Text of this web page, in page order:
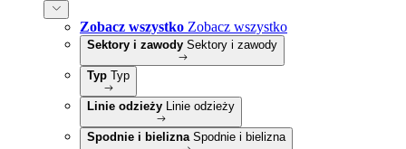
Zobacz wszystko Zobacz wszystko
Sektory i zawody Sektory i zawody
Typ Typ
Linie odzieży Linie odzieży
Spodnie i bielizna Spodnie i bielizna